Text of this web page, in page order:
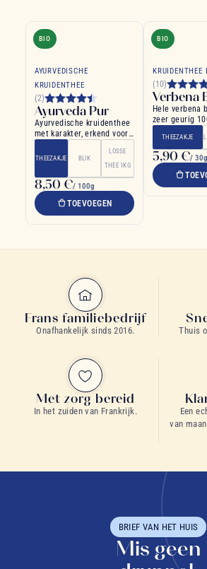
BIO
AYURVEDISCHE
KRUIDENTHEE
(2)
Ayurveda Pur
Ayurvedische kruidenthee
met karakter, erkend voor
THEEZAKJE BLIK
LOSSE
THEE 1KG
8,50 €/ 100g
TOEVOEGEN
BIO
KRUIDENTHEE
(10)
Verbena
Hele verbena
zeer geurig
THEEZAKJE
5,90 €/ 30g
Frans familiebedrijf
Onafhankelijk sinds 2016. Thuis
Met zorg bereid
In het zuiden van Frankrijk.
Een
van
BRIEF VAN HET HUIS
Mis geen